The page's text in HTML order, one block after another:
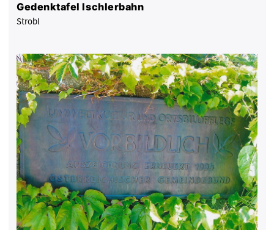
Gedenktafel Ischlerbahn
Strobl